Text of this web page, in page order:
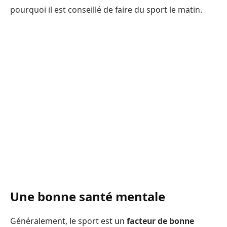
pourquoi il est conseillé de faire du sport le matin.
Une bonne santé mentale
Généralement, le sport est un facteur de bonne